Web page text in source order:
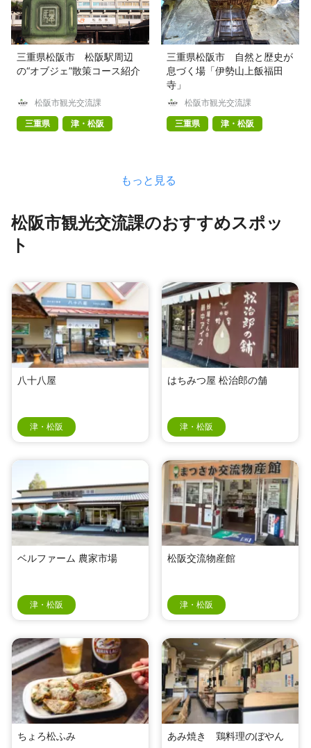
三重県松阪市 松阪駅周辺
の“オブジェ”散策コース紹介
松阪市観光交流課
三重県
津・松阪
三重県松阪市 自然と歴史が
息づく場「伊勢山上飯福田
寺」
松阪市観光交流課
三重県
津・松阪
もっと見る
松阪市観光交流課のおすすめスポッ
ト
八十八屋
津・松阪
はちみつ屋 松治郎の舗
津・松阪
ベルファーム 農家市場
津・松阪
松阪交流物産館
津・松阪
ちょろ松ふみ あみ焼き 鶏料理のぼやん